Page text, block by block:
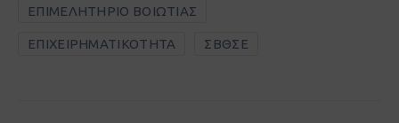
ΕΠΙΜΕΛΗΤΗΡΙΟ ΒΟΙΩΤΙΑΣ
ΕΠΙΧΕΙΡΗΜΑΤΙΚΟΤΗΤΑ ΣΒΘΣΕ